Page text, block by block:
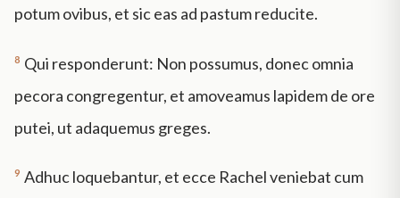
potum ovibus, et sic eas ad pastum reducite.
8 Qui responderunt: Non possumus, donec omnia
pecora congregentur, et amoveamus lapidem de ore
putei, ut adaquemus greges.
9 Adhuc loquebantur, et ecce Rachel veniebat cum